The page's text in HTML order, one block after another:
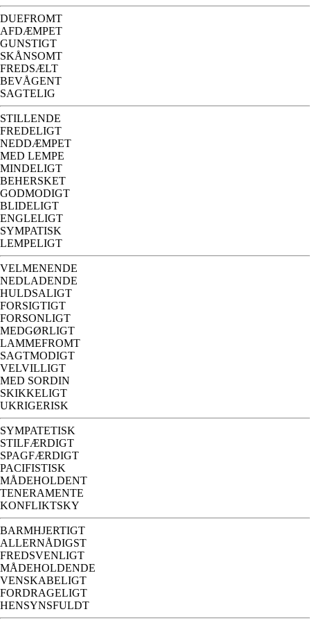
DUEFROMT
AFDÆMPET
GUNSTIGT
SKÅNSOMT
FREDSÆLT
BEVÅGENT
SAGTELIG
STILLENDE
FREDELIGT
NEDDÆMPET
MED LEMPE
MINDELIGT
BEHERSKET
GODMODIGT
BLIDELIGT
ENGLELIGT
SYMPATISK
LEMPELIGT
VELMENENDE
NEDLADENDE
HULDSALIGT
FORSIGTIGT
FORSONLIGT
MEDGØRLIGT
LAMMEFROMT
SAGTMODIGT
VELVILLIGT
MED SORDIN
SKIKKELIGT
UKRIGERISK
SYMPATETISK
STILFÆRDIGT
SPAGFÆRDIGT
PACIFISTISK
MÅDEHOLDENT
TENERAMENTE
KONFLIKTSKY
BARMHJERTIGT
ALLERNÅDIGST
FREDSVENLIGT
MÅDEHOLDENDE
VENSKABELIGT
FORDRAGELIGT
HENSYNSFULDT